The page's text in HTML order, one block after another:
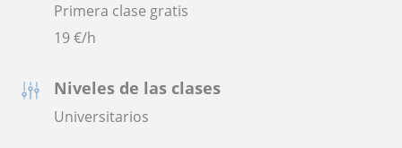
Primera clase gratis
19€/h
Niveles de las clases
Universitarios